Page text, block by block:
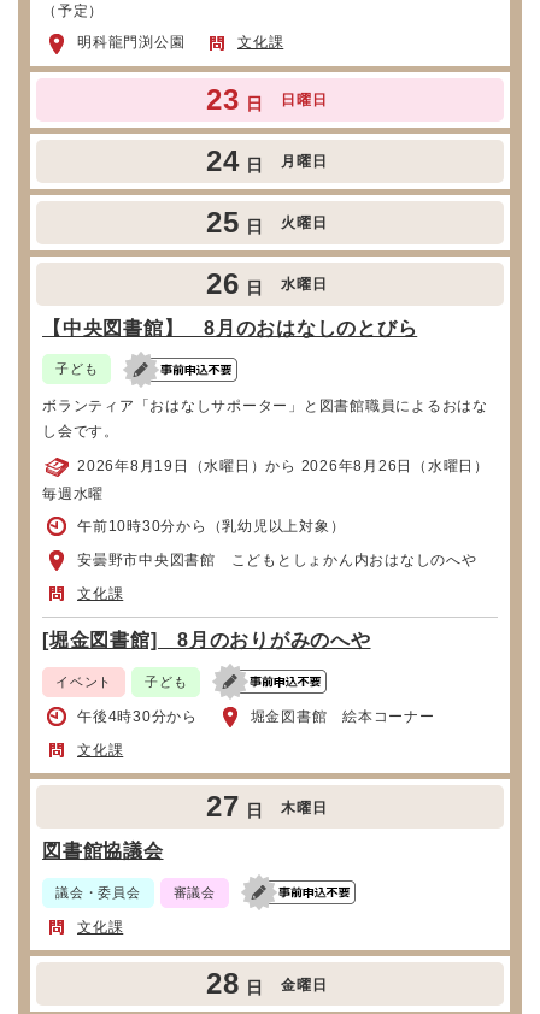
（予定）
明科龍門渕公園
文化課
23 日 日曜日
24 日 月曜日
25 日 火曜日
26 日 水曜日
【中央図書館】 8月のおはなしのとびら
子ども
ボランティア「おはなしサポーター」と図書館職員によるおはな
し会です。
2026年8月19日（水曜日）から 2026年8月26日（水曜日）
毎週水曜
午前10時30分から（乳幼児以上対象）
安曇野市中央図書館 こどもとしょかん内おはなしのへや
文化課
[堀金図書館] 8月のおりがみのへや
イベント 子ども
午後4時30分から
堀金図書館 絵本コーナー
文化課
27 日 木曜日
図書館協議会
議会・委員会 審議会
文化課
28 日 金曜日